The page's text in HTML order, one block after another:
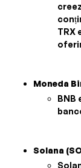
TRX
Moneda
BNB
Solana